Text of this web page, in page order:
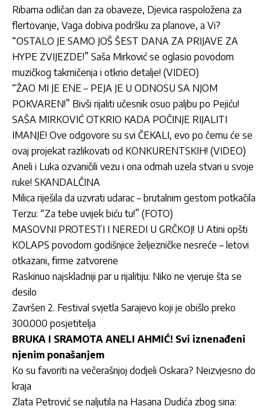
Ribama odličan dan za obaveze, Djevica raspoložena za
flertovanje, Vaga dobiva podršku za planove, a Vi?
“OSTALO JE SAMO JOŠ ŠEST DANA ZA PRIJAVE ZA
HYPE ZVIJEZDE!” Saša Mirković se oglasio povodom
muzičkog takmičenja i otkrio detalje! (VIDEO)
“ŽAO MI JE ENE – PEJA JE U ODNOSU SA NJOM
POKVAREN!” Bivši rijaliti učesnik osuo paljbu po Pejiću!
SAŠA MIRKOVIĆ OTKRIO KADA POČINJE RIJALITI
IMANJE! Ove odgovore su svi ČEKALI, evo po čemu će se
ovaj projekat razlikovati od KONKURENTSKIH! (VIDEO)
Aneli i Luka ozvaničili vezu i ona odmah uzela stvari u svoje
ruke! SKANDALČINA
Milica riješila da uzvrati udarac – brutalnim gestom potkačila
Terzu: “Za tebe uvijek biću tu!” (FOTO)
MASOVNI PROTESTI I NEREDI U GRČKOJ! U Atini opšti
KOLAPS povodom godišnjice željezničke nesreće – letovi
otkazani, firme zatvorene
Raskinuo najskladniji par u rijalitiju: Niko ne vjeruje šta se
desilo
Završen 2. Festival svjetla Sarajevo koji je obišlo preko
300.000 posjetitelja
BRUKA I SRAMOTA ANELI AHMIĆ! Svi iznenađeni
njenim ponašanjem
Ko su favoriti na večerašnjoj dodjeli Oskara? Neizvjesno do
kraja
Zlata Petrović se naljutila na Hasana Dudića zbog sina: